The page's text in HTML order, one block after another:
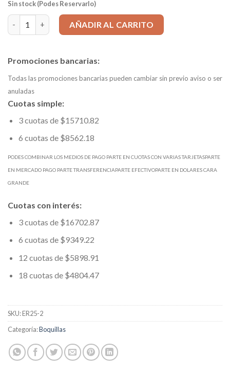
Sin stock (Podes Reservarlo)
Boquilla ER25 2mm (agarre de 1 a 2mm) cantidad
AÑADIR AL CARRITO
Promociones bancarias:
Todas las promociones bancarias pueden cambiar sin previo aviso o ser
anuladas
Cuotas simple:
3 cuotas de $15710.82
6 cuotas de $8562.18
PODES COMBINAR LOS MEDIOS DE PAGO PARTE EN CUOTAS CON VARIAS TARJETASPARTE
EN MERCADO PAGO PARTE TRANSFERENCIAPARTE EFECTIVOPARTE EN DOLARES CARA
GRANDE
Cuotas con interés:
3 cuotas de $16702.87
6 cuotas de $9349.22
12 cuotas de $5898.91
18 cuotas de $4804.47
SKU:ER25-2
Categoría:Boquillas